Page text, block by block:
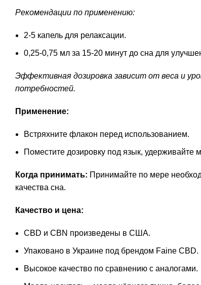
Рекомендации по применению:
2-5 капель для релаксации.
0,25-0,75 мл за 15-20 минут до сна для
Эффективная дозировка зависит от веса и
потребностей.
Применение:
Встряхните флакон перед использованием.
Поместите дозировку под язык, удерживайте
Когда принимать: Принимайте по мере
качества сна.
Качество и цена:
CBD и CBN произведены в США.
Упаковано в Украине под брендом Faine CBD.
Высокое качество по сравнению с аналогами.